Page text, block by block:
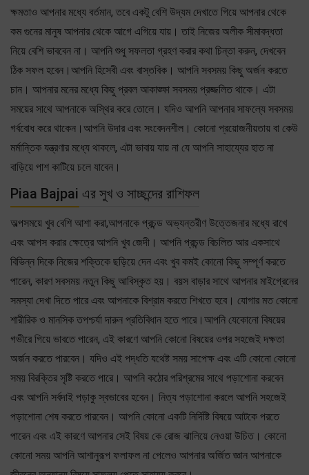
ক্ষমতাও আপনার মধ্যে বর্তমান, তবে একটু বেশি উদ্যম দেখাতে গিয়ে আপনার থেকে
কম গুনের মানুষ আপনার থেকে আগে এগিয়ে যায়। তাই নিজের অলীক সীমাবদ্ধতা
নিয়ে বেশি ভাববেন না। আপনি শুধু সফলতা গ্রহণ করার কথা চিন্তা করুন, দেখবেন
ঠিক সফল হবেন।আপনি হিসেবী এবং বাস্তবিক। আপনি সবসময় কিছু অর্জন করতে
চান। আপনার মনের মধ্যে কিছু প্রবল আকাঙ্ক্ষা সবসময় প্রজ্জলিত থাকে। এটা
সময়ের সাথে আপনাকে অস্থির করে তোলে। যদিও আপনি আপনার সাফল্যে সবসময়
গর্ববোধ করে থাকেন।আপনি উদার এবং সংবেদনশীল। কোনো প্রয়োজনীয়তায় বা কেউ
মর্মান্তিক যন্ত্রণার মধ্যে থাকলে, এটা ভাবায় যায় না যে আপনি সাহায্যের হাত না
বাড়িয়ে পাশ কাটিয়ে চলে যাবেন।
Piaa Bajpai এর সুখ ও সাচ্ছন্দের রাশিফল
অল্পসময়ে খুব বেশি আশা করা,আপনাকে প্রচন্ড অভ্যন্তরীণ উত্তেজনার মধ্যে রাখে
এবং আপস করার ক্ষেত্রে আপনি খুব জেদী। আপনি প্রচন্ড বিচলিত আর একসাথে
বিভিন্ন দিকে নিজের শক্তিকে ছড়িয়ে দেন এবং খুব কমই কোনো কিছু সম্পূর্ণ করতে
পারেন, কারণ সবসময় নতুন কিছু আবিস্কৃত হয়। বয়স বাড়ার সাথে আপনার মাইগ্রেনের
সমস্যা দেখা দিতে পারে এবং আপনাকে বিশ্রাম করতে শিখতে হবে। যোগার মত কোনো
শারীরিক ও মানসিক তপশ্চর্যা দারুন প্রতিবিধান হতে পারে।আপনি যেকোনো বিষয়ের
গভীরে গিয়ে ভাবতে পারেন, এই কারণে আপনি কোনো বিষয়ের ওপর সহজেই দক্ষতা
অর্জন করতে পারবেন। যদিও এই পদ্ধতি যথেষ্ট সময় সাপেক্ষ এবং এটি কোনো কোনো
সময় বিরক্তির সৃষ্টি করতে পারে। আপনি কঠোর পরিশ্রমের সাথে পড়াশোনা করবেন
এবং আপনি সর্বদাই পড়াকু স্বভাবের হবেন। নিত্য পড়াশোনা করলে আপনি সহজেই
পড়াশোনা শেষ করতে পারবেন। আপনি কোনো একটি নির্দিষ্টি বিষয়ে আটকে পরতে
পারেন এবং এই কারণে আপনার সেই বিষয় কে রোজ ঝালিয়ে নেওয়া উচিত। কোনো
কোনো সময় আপনি আশানুরূপ ফলাফল না পেলেও আপনার অর্জিত জ্ঞান আপনাকে